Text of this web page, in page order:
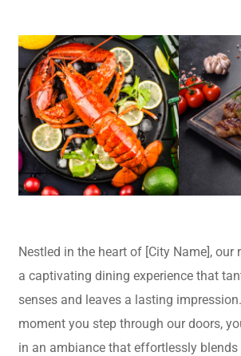
Nestled in the heart of [City Name], our
a captivating dining experience that
senses and leaves a lasting
moment you step through our doors,
in an ambiance that effortlessly